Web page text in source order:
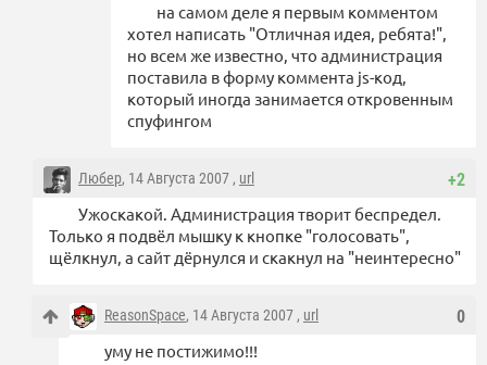
на самом деле я первым комментом
хотел написать "Отличная идея, ребята!",
но всем же известно, что администрация
поставила в форму коммента js-код,
который иногда занимается откровенным
спуфингом
+2
Любер, 14 Августа 2007 , url
Ужоскакой. Администрация творит беспредел.
Только я подвёл мышку к кнопке "голосовать",
щёлкнул, а сайт дёрнулся и скакнул на "неинтересно"
0
ReasonSpace, 14 Августа 2007 , url
уму не постижимо!!!